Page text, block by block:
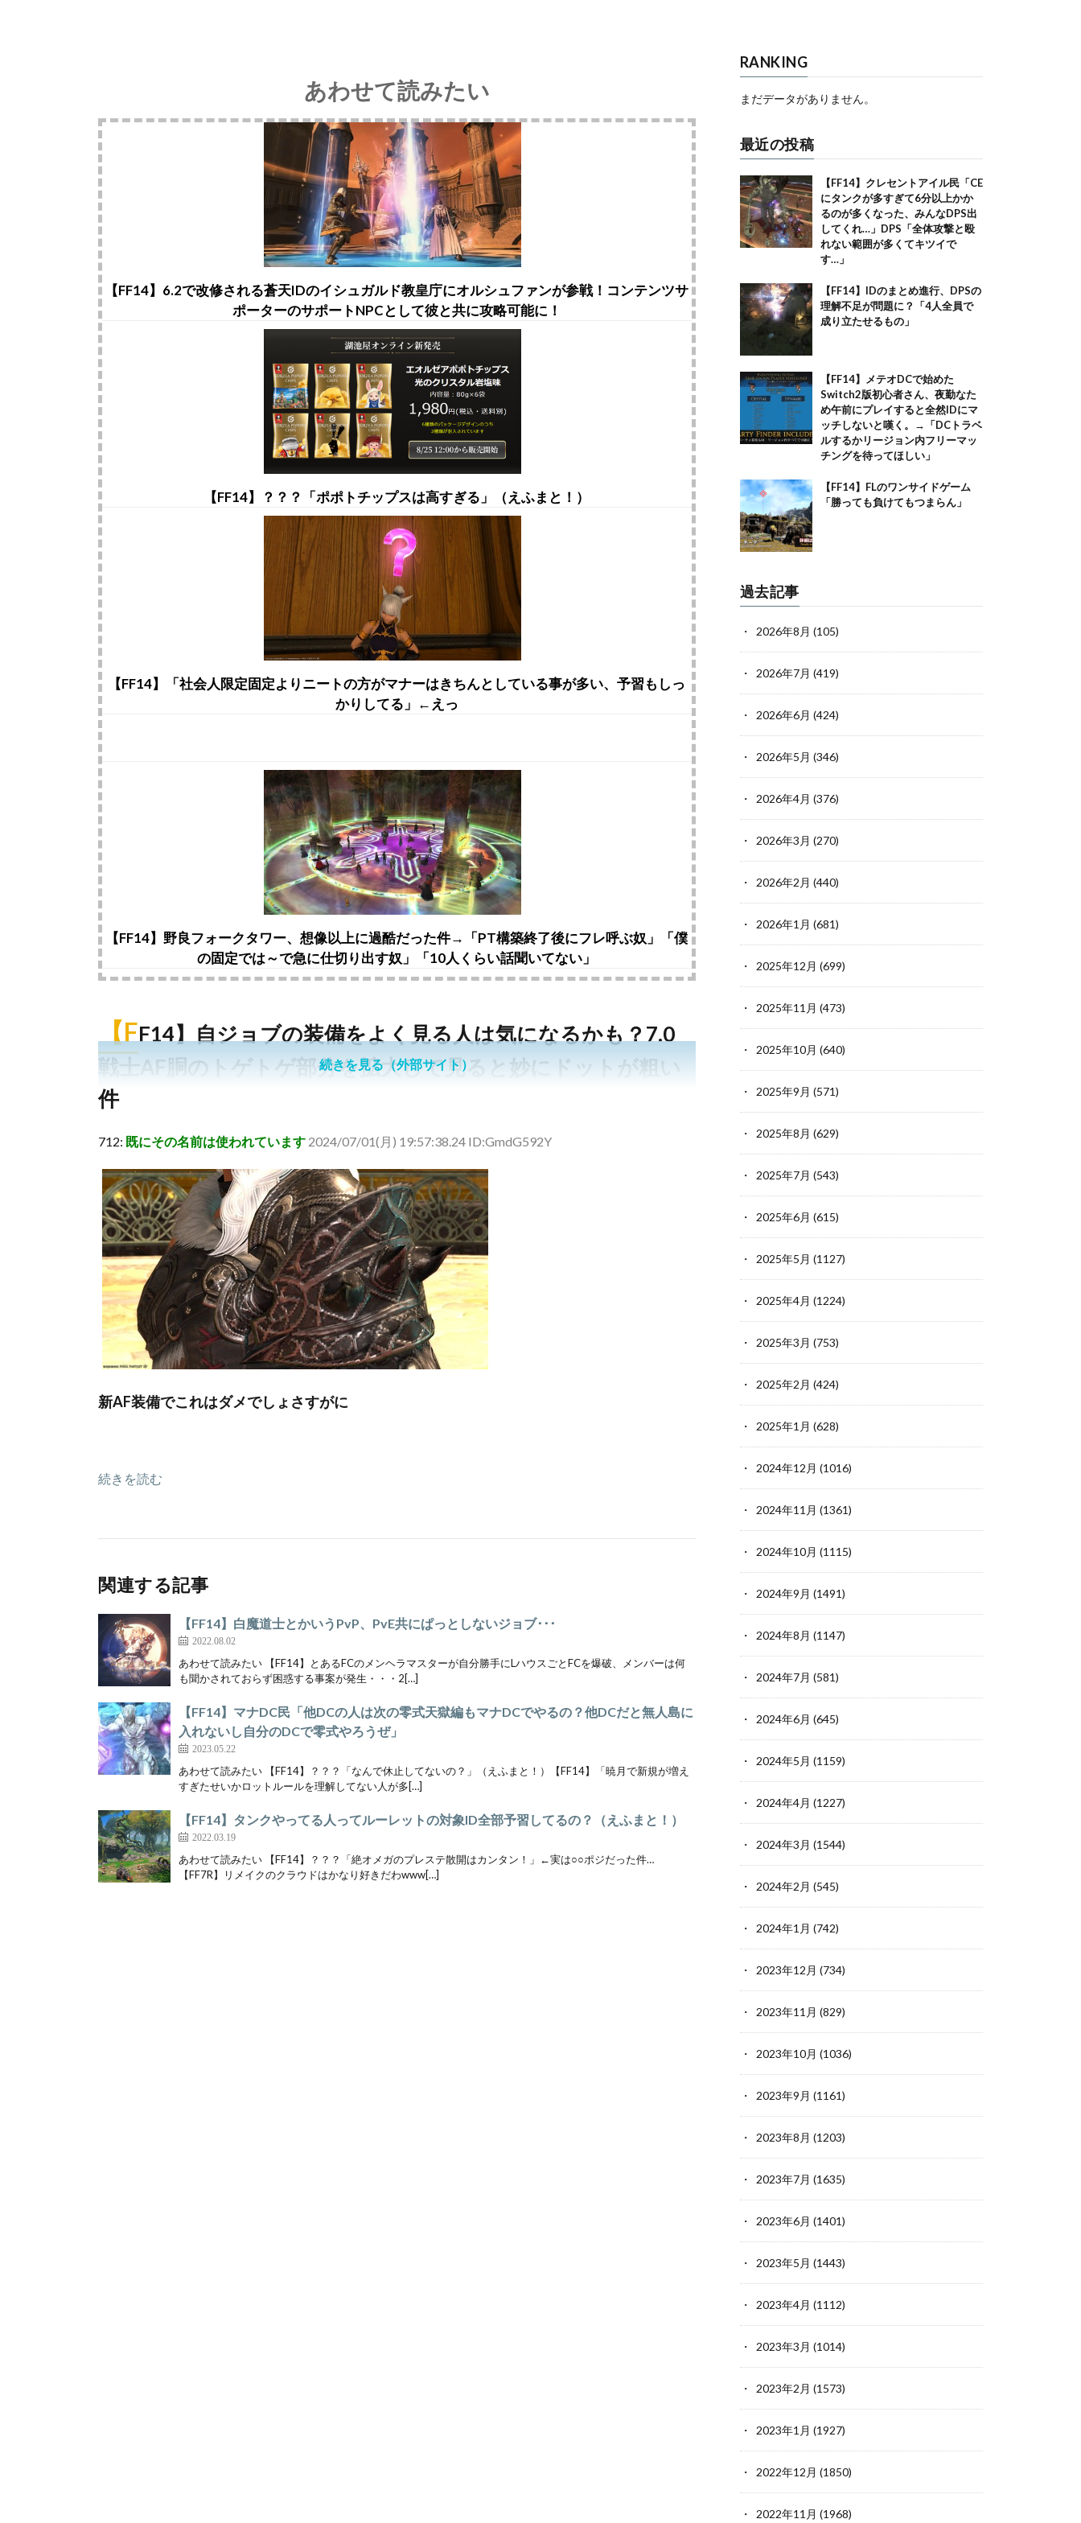
あわせて読みたい
【FF14】6.2で改修される蒼天IDのイシュガルド教皇庁にオルシュファンが参戦！コンテンツサ
ポーターのサポートNPCとして彼と共に攻略可能に！
【FF14】？？？「ポポトチップスは高すぎる」（えふまと！）
【FF14】「社会人限定固定よりニートの方がマナーはきちんとしている事が多い、予習もしっ
かりしてる」←えっ
【FF14】野良フォークタワー、想像以上に過酷だった件→「PT構築終了後にフレ呼ぶ奴」「僕
の固定では～で急に仕切り出す奴」「10人くらい話聞いてない」
【FF14】自ジョブの装備をよく見る人は気になるかも？7.0
戦士AF胴のトゲトゲ部分を拡大して見ると妙にドットが粗い
件
712: 既にその名前は使われています 2024/07/01(月) 19:57:38.24 ID:GmdG592Y
新AF装備でこれはダメでしょさすがに
続きを読む
続きを見る（外部サイト）
関連する記事
【FF14】白魔道士とかいうPvP、PvE共にぱっとしないジョブ･･･
2022.08.02
あわせて読みたい 【FF14】とあるFCのメンヘラマスターが自分勝手にLハウスごとFCを爆破、メンバーは何
も聞かされておらず困惑する事案が発生・・・2[…]
【FF14】マナDC民「他DCの人は次の零式天獄編もマナDCでやるの？他DCだと無人島に
入れないし自分のDCで零式やろうぜ」
2023.05.22
あわせて読みたい 【FF14】？？？「なんで休止してないの？」（えふまと！）【FF14】「暁月で新規が増え
すぎたせいかロットルールを理解してない人が多[…]
【FF14】タンクやってる人ってルーレットの対象ID全部予習してるの？（えふまと！）
2022.03.19
あわせて読みたい 【FF14】？？？「絶オメガのプレステ散開はカンタン！」←実は○○ポジだった件…
【FF7R】リメイクのクラウドはかなり好きだわwww[…]
RANKING
まだデータがありません。
最近の投稿
【FF14】クレセントアイル民「CE
にタンクが多すぎて6分以上かか
るのが多くなった、みんなDPS出
してくれ…」DPS「全体攻撃と殴
れない範囲が多くてキツイで
す…」
【FF14】IDのまとめ進行、DPSの
理解不足が問題に？「4人全員で
成り立たせるもの」
【FF14】メテオDCで始めた
Switch2版初心者さん、夜勤なた
め午前にプレイすると全然IDにマ
ッチしないと嘆く。→「DCトラベ
ルするかリージョン内フリーマッ
チングを待ってほしい」
【FF14】FLのワンサイドゲーム
「勝っても負けてもつまらん」
過去記事
2026年8月 (105)
2026年7月 (419)
2026年6月 (424)
2026年5月 (346)
2026年4月 (376)
2026年3月 (270)
2026年2月 (440)
2026年1月 (681)
2025年12月 (699)
2025年11月 (473)
2025年10月 (640)
2025年9月 (571)
2025年8月 (629)
2025年7月 (543)
2025年6月 (615)
2025年5月 (1127)
2025年4月 (1224)
2025年3月 (753)
2025年2月 (424)
2025年1月 (628)
2024年12月 (1016)
2024年11月 (1361)
2024年10月 (1115)
2024年9月 (1491)
2024年8月 (1147)
2024年7月 (581)
2024年6月 (645)
2024年5月 (1159)
2024年4月 (1227)
2024年3月 (1544)
2024年2月 (545)
2024年1月 (742)
2023年12月 (734)
2023年11月 (829)
2023年10月 (1036)
2023年9月 (1161)
2023年8月 (1203)
2023年7月 (1635)
2023年6月 (1401)
2023年5月 (1443)
2023年4月 (1112)
2023年3月 (1014)
2023年2月 (1573)
2023年1月 (1927)
2022年12月 (1850)
2022年11月 (1968)